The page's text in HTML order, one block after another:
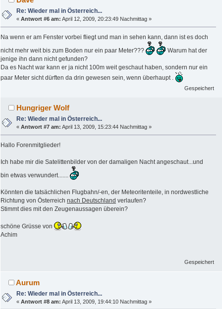
Re: Wieder mal in Österreich...
«Antwort #6 am: April 12, 2009, 20:23:49 Nachmittag »
Na wenn er am Fenster vorbei fliegt und man in sehen kann, dann ist es doch
nicht mehr weit bis zum Boden nur ein paar Meter???
Warum hat der
jenige ihn dann nicht gefunden?
Da es Nacht war kann er ja nicht 100m weit geschaut haben, sondern nur ein
paar Meter sicht dürften da drin gewesen sein, wenn überhaupt .
Gespeichert
Hungriger Wolf
Re: Wieder mal in Österreich...
«Antwort #7 am: April 13, 2009, 15:23:44 Nachmittag »
Hallo Forenmitglieder!
Ich habe mir die Satelittenbilder von der damaligen Nacht angeschaut...und
bin etwas verwundert.......
Könnten die tatsächlichen Flugbahn/-en, der Meteoritenteile, in nordwestliche
Richtung von Österreich nach Deutschland verlaufen?
Stimmt dies mit den Zeugenaussagen überein?
schöne Grüsse von
Achim
Gespeichert
Aurum
Re: Wieder mal in Österreich...
«Antwort #8 am: April 13, 2009, 19:44:10 Nachmittag »